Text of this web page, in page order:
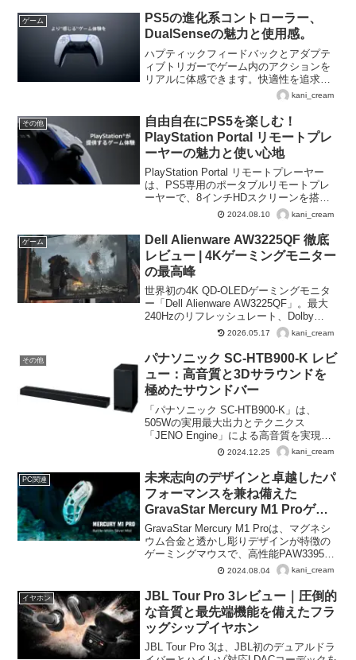
ゲーム
PS5の進化系コントローラー、
DualSenseの魅力と使用感。
ハプティックフィードバックとアダプテ
ィブトリガーでゲーム内のアクションを
リアルに体感できます。快適性を追求し
た新しいデザインと、USB Type-Cや
Remote Playアプリを使って、PS5やPS4
からのゲームをPCや他のデバイスで楽し
むことができます。
kani_cream
その他
自由自在にPS5を楽しむ！
PlayStation Portal リモートプレ
ーヤーの魅力と使い心地
PlayStation Portal リモートプレーヤー
は、PS5専用のポータブルリモートプレ
ーヤーで、8インチHDスクリーンを搭
載。ハプティックフィードバックやアダ
プティブトリガーなどの機能も搭載され
ており、家庭内のどの場所でもPS5の美
麗なグラフィックを楽しむことができま
す。
2024.08.10 kani_cream
ゲーム
Dell Alienware AW3225QF 徹底
レビュー | 4Kゲーミングモニター
の最高峰
世界初の4K QD-OLEDゲーミングモニタ
ー「Dell Alienware AW3225QF」。最大
240Hzのリフレッシュレート、Dolby
Vision対応、NVIDIA G-SYNC互換で、圧
倒的な映像美と滑らかなゲーム体験を実
現。快適な使用感と豊富な接続オプショ
ンで、究極のゲーミング環境を提供しま
す。
2026.05.17 kani_cream
その他
パナソニック SC-HTB900-K レビ
ュー：高音質と3Dサラウンドを
極めたサウンドバー
「パナソニック SC-HTB900-K」は、
505Wの実用最大出力とテクニクス
「JENO Engine」による高音質を実現し
たプレミアムサウンドバーです。Dolby
Atmos®やDTS:X®対応の3Dサラウンド、
ハイレゾ音源再生、Chromecast built-in機
能を搭載し、豊かな音楽体験を提供。壁
掛け設置可能な洗練されたデザインで、
映像と音響を完璧に融合します。
2024.12.25 kani_cream
PC関連
未来志向のデザインと卓越したパ
フォーマンスを兼ね備えた
GravaStar Mercury M1 Proゲー
ミングマウス
GravaStar Mercury M1 Proは、マグネシ
ウム合金と透かし彫りデザインが特徴の
ゲーミングマウスで、高性能PAW3395光
学センサーにより、最大26000DPI、
度を提供し、4000Hzのポーリングレート
でスムーズな操作を実現します。
2024.08.04 kani_cream
イヤホン
JBL Tour Pro 3レビュー｜圧倒的
な音質と最先端機能を備えたフラ
ッグシップイヤホン
JBL Tour Pro 3は、JBL初のデュアルドラ